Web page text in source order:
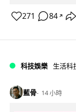
271 84 ↗
科技娛樂 生活科
藍骨 14 小時